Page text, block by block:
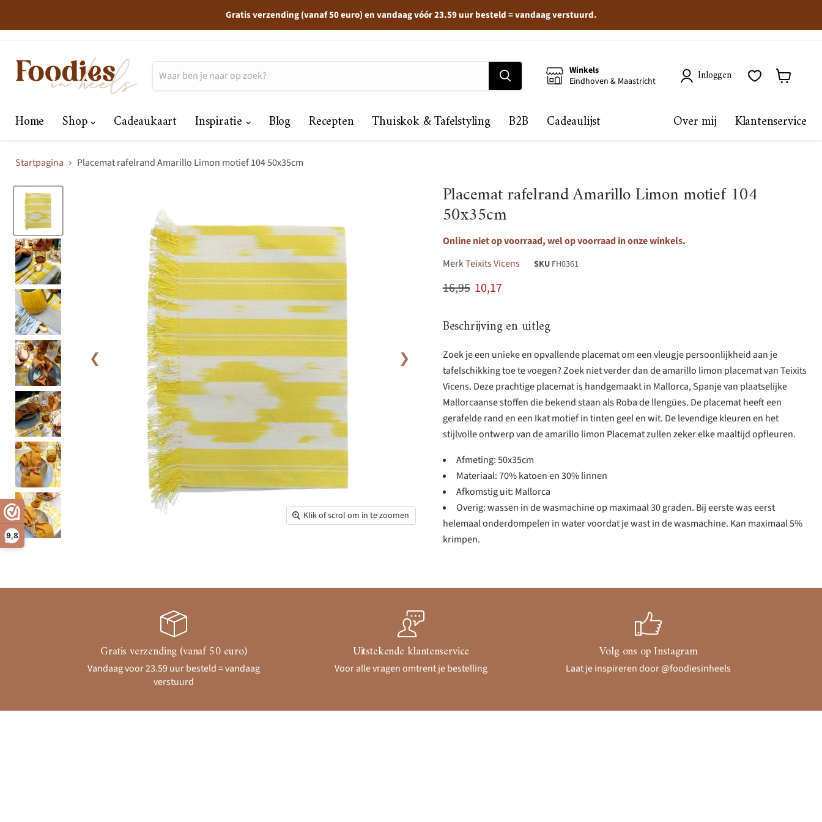
9,8
Gratis verzending (vanaf 50 euro) en vandaag vóór 23.59 uur besteld = vandaag verstuurd.
Winkels
Eindhoven & Maastricht
Inloggen
Home Shop Cadeaukaart Inspiratie Blog Recepten Thuiskok & Tafelstyling B2B Cadeaulijst Over mij Klantenservice
Startpagina Placemat rafelrand Amarillo Limon motief 104 50x35cm
Klik of scrol om in te zoomen
❯
❮
Placemat rafelrand Amarillo Limon motief 104
50x35cm
Online niet op voorraad, wel op voorraad in onze winkels.
MerkTeixits Vicens SKU FH0361
Originele prijs
16,95 Huidige prijs
10,17
Beschrijving en uitleg
Zoek je een unieke en opvallende placemat om een vleugje persoonlijkheid aan je
tafelschikking toe te voegen? Zoek niet verder dan de amarillo limon placemat van Teixits
Vicens. Deze prachtige placemat is handgemaakt in Mallorca, Spanje van plaatselijke
Mallorcaanse stoffen die bekend staan als Roba de llengües. De placemat heeft een
gerafelde rand en een Ikat motief in tinten geel en wit. De levendige kleuren en het
stijlvolle ontwerp van de amarillo limon Placemat zullen zeker elke maaltijd opfleuren.
Afmeting: 50x35cm
Materiaal: 70% katoen en 30% linnen
Afkomstig uit: Mallorca
Overig: wassen in de wasmachine op maximaal 30 graden. Bij eerste was eerst
helemaal onderdompelen in water voordat je wast in de wasmachine. Kan maximaal 5%
krimpen.
Gratis verzending (vanaf 50 euro)
Vandaag voor 23.59 uur besteld = vandaag
verstuurd
Uitstekende klantenservice
Voor alle vragen omtrent je bestelling
Volg ons op Instagram
Laat je inspireren door @foodiesinheels